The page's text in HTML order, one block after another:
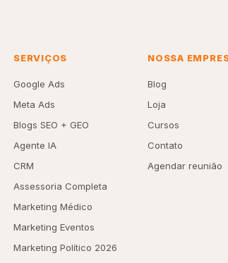
SERVIÇOS
Google Ads
Meta Ads
Blogs SEO + GEO
Agente IA
CRM
Assessoria Completa
Marketing Médico
Marketing Eventos
Marketing Político 2026
NOSSA
Blog
Loja
Cursos
Contato
Agendar reunião